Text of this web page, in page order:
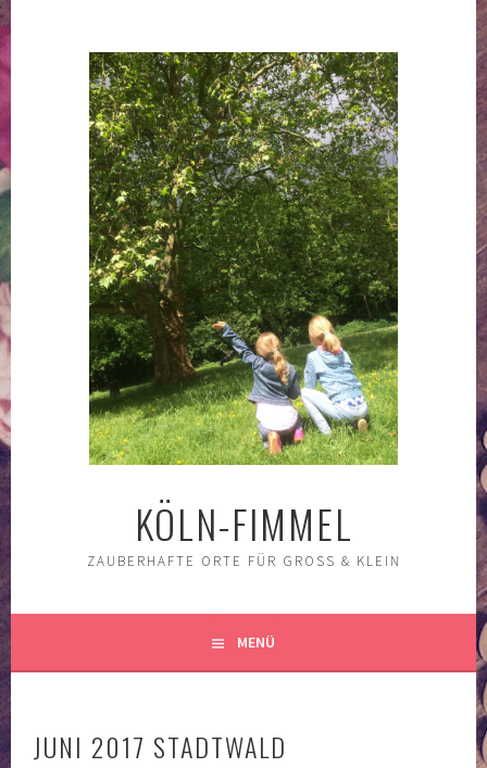
zum
Inhalt
KÖLN-FIMMEL
ZAUBERHAFTE ORTE FÜR GROSS & KLEIN
MENÜ
JUNI 2017 STADTWALD